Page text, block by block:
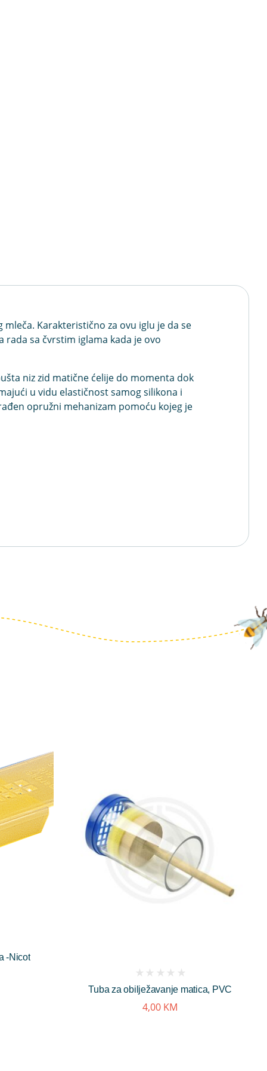
Karakteristično za ovu iglu je da se
sa čvrstim iglama kada je ovo
niz zid matične ćelije do momenta dok
u vidu elastičnost samog silikona i
opružni mehanizam pomoću kojeg je
-Nicot
Tuba za obilježavanje matica, PVC
reviews)
4,00 KM